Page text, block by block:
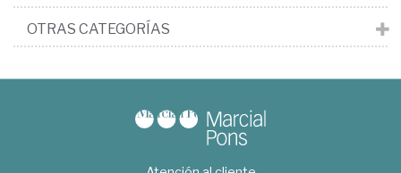
OTRAS CATEGORÍAS